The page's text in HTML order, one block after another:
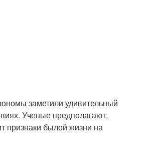
заметили удивительный
Ученые предполагают,
признаки былой жизни на